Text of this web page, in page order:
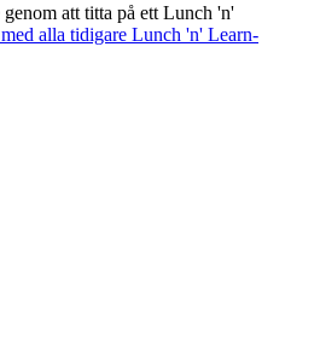
att titta på ett Lunch 'n'
alla tidigare Lunch 'n' Learn-